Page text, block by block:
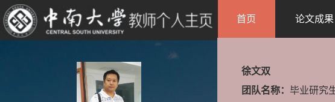
首页 论文成果
徐文双
团队名称： 毕业研究